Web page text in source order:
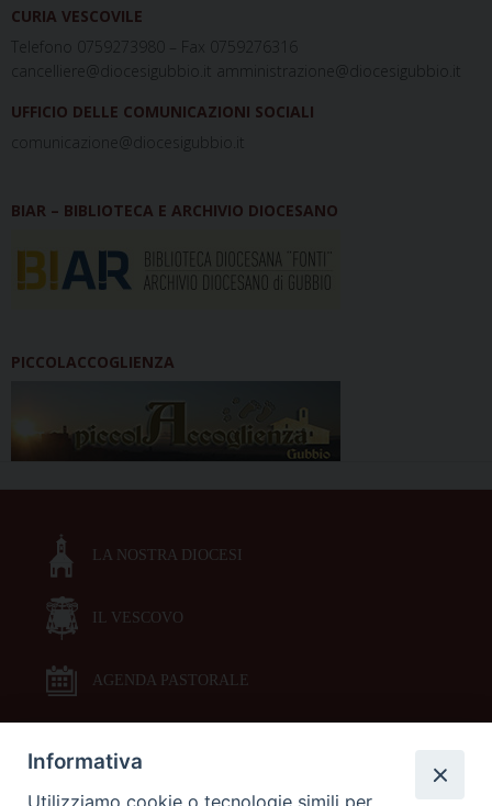
CURIA VESCOVILE
Telefono 0759273980 – Fax 0759276316
cancelliere@diocesigubbio.it amministrazione@diocesigubbio.it
UFFICIO DELLE COMUNICAZIONI SOCIALI
comunicazione@diocesigubbio.it
BIAR – BIBLIOTECA E ARCHIVIO DIOCESANO
PICCOLACCOGLIENZA
LA NOSTRA DIOCESI
IL VESCOVO
AGENDA PASTORALE
DOCUMENTI PASTORALI
Informativa